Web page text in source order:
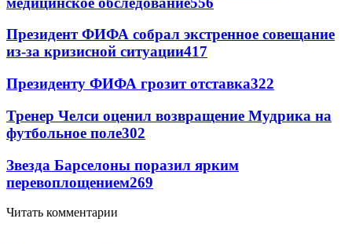
Президент ФИФА собрал экстренное совещание
из-за кризисной ситуации417
Президенту ФИФА грозит отставка322
Тренер Челси оценил возвращение Мудрика на
футбольное поле302
Звезда Барселоны поразил ярким
перевоплощением269
Читать комментарии